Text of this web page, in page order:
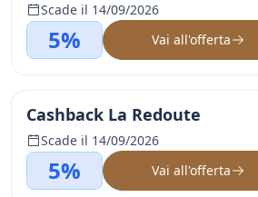
Scade il 14/09/2026
5% Vai all'offerta
Cashback La Redoute
Scade il 14/09/2026
5% Vai all'offerta